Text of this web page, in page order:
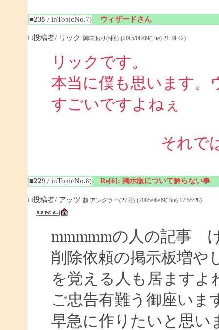
■235 / inTopicNo.7) ウィザードさん
□投稿者/ リック 興味あり(6回)-(2005/08/09(Tue) 21:39:42)
リックです。
本当に僕も思います。
すごいですよねぇ
それで
■229 / inTopicNo.8) Re[6]: 掲示版について解らない事
□投稿者/ アッツ 超 アングラー(27回)-(2005/08/09(Tue) 17:55:28)
mmmmmの人の記事
削除依頼の掲示板増
を覚える人も居ますよ
ご忠告有難う御座いま
早急に作りたいと思い